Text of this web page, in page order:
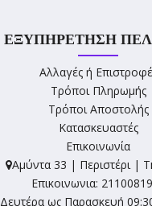
ΕΞΥΠΗΡΈΤΗΣΗ
Αλλαγές ή
Τρόποι Πληρωμής
Τρόποι Αποστολής
Κατασκευαστές
Επικοινωνία
Αμύντα 33 | Περιστέρι |
Επικοινωνια:
Δευτέρα ως Παρασκευή